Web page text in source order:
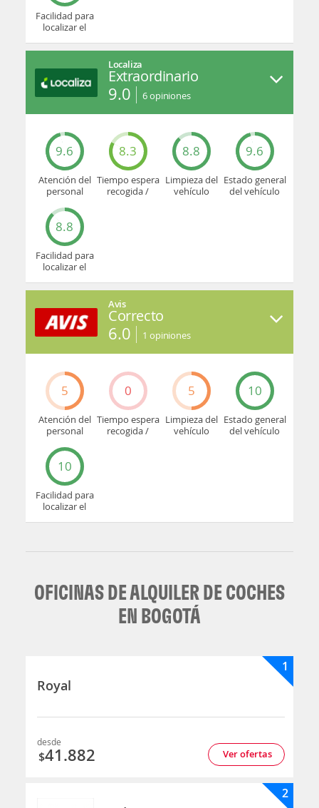
Facilidad para
localizar el
oficina
Localiza
Extraordinario
9.0 6opiniones
9.6
Atención del
personal
8.3
Tiempo espera
recogida /
8.8
Limpieza del
vehículo
9.6
Estado general
del vehículo
8.8
Facilidad para
localizar el
oficina
Avis
Correcto
6.0 1 opiniones
5
Atención del
personal
0
Tiempo espera
recogida /
5
Limpieza del
vehículo
10
Estado general
del vehículo
10
Facilidad para
localizar el
OFICINAS DE ALQUILER DE COCHES
EN BOGOTÁ
Royal
1
desde
$41.882 Ver ofertas
2